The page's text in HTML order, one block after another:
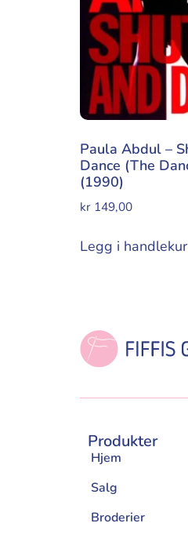
Paula Abdul –
Dance (The
(1990)
kr 149,00
Legg i
Produkter
Hjem
Salg
Broderier